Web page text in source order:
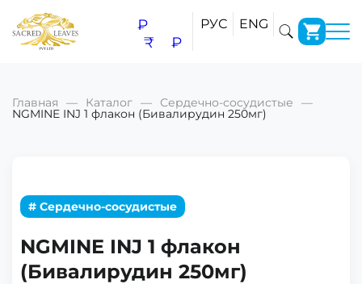
₽
₹
₽
РУС ENG
Главная Каталог Сердечно-сосудистые
NGMINE INJ 1 флакон (Бивалирудин 250мг)
# Сердечно-сосудистые
NGMINE INJ 1 флакон
(Бивалирудин 250мг)